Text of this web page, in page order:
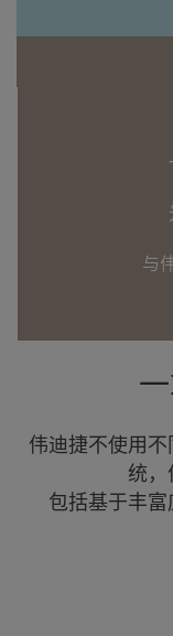
与
伟迪捷不使用
统，
包括基于丰富